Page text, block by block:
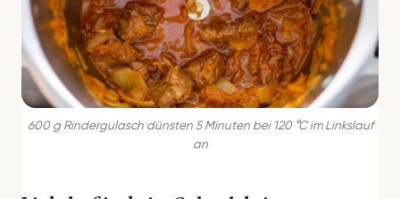
600 g Rindergulasch dünsten 5 Minuten bei 120 °C im Linkslauf
an